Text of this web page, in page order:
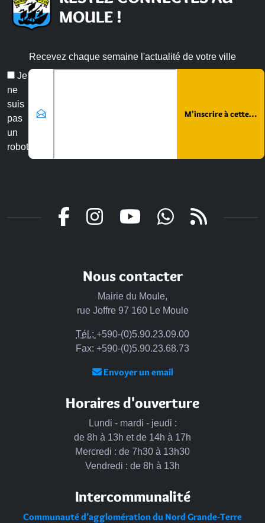
MOULE !
Recevez chaque semaine l'actualité de votre ville
Je
ne
suis
pas
un
robot
Veuillez laisser ce champ vide :
Email
Nous contacter
Mairie du Moule,
rue Joffre 97 160 Le Moule
Tél.: +590-(0)5.90.23.09.00
Fax: +590-(0)5.90.23.68.73
Envoyer un email
Horaires d'ouverture
Lundi - mardi - jeudi :
de 8h à 13h et de 14h à 17h
Mercredi : de 7h30 à 13h30
Vendredi : de 8h à 13h
Intercommunalité
Communauté d’agglomération du Nord Grande-Terre